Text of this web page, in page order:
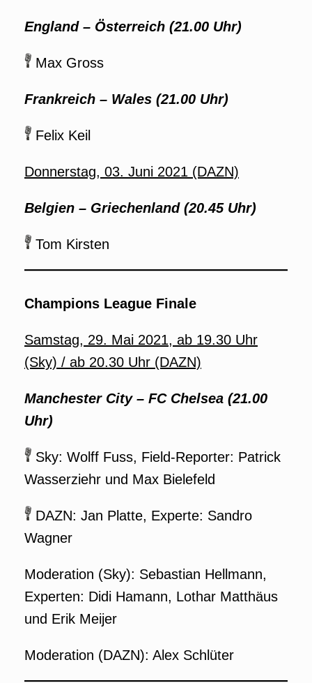
England – Österreich (21.00 Uhr)
Max Gross
Frankreich – Wales (21.00 Uhr)
Felix Keil
Donnerstag, 03. Juni 2021 (DAZN)
Belgien – Griechenland (20.45 Uhr)
Tom Kirsten
Champions League Finale
Samstag, 29. Mai 2021, ab 19.30 Uhr
(Sky) / ab 20.30 Uhr (DAZN)
Manchester City – FC Chelsea (21.00
Uhr)
Sky: Wolff Fuss, Field-Reporter: Patrick
Wasserziehr und Max Bielefeld
DAZN: Jan Platte, Experte: Sandro
Wagner
Moderation (Sky): Sebastian Hellmann,
Experten: Didi Hamann, Lothar Matthäus
und Erik Meijer
Moderation (DAZN): Alex Schlüter